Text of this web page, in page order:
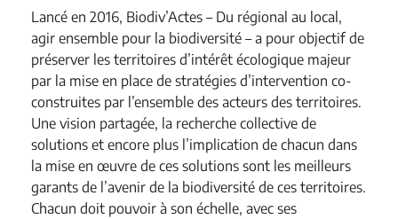
Lancé en 2016, Biodiv’Actes – Du régional au local,
agir ensemble pour la biodiversité – a pour objectif de
préserver les territoires d’intérêt écologique majeur
par la mise en place de stratégies d’intervention co-
construites par l’ensemble des acteurs des territoires.
Une vision partagée, la recherche collective de
solutions et encore plus l’implication de chacun dans
la mise en œuvre de ces solutions sont les meilleurs
garants de l’avenir de la biodiversité de ces territoires.
Chacun doit pouvoir à son échelle, avec ses